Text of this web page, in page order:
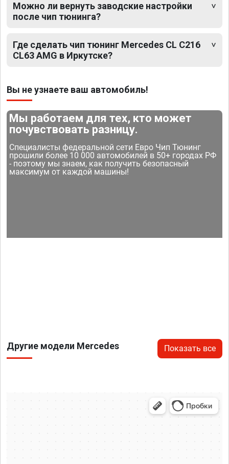
Можно ли вернуть заводские настройки
после чип тюнинга?
Где сделать чип тюнинг Mercedes CL C216
CL63 AMG в Иркутске?
Вы не узнаете ваш автомобиль!
Мы работаем для тех, кто может
почувствовать разницу.
Специалисты федеральной сети Евро Чип Тюнинг
прошили более 10 000 автомобилей в 50+ городах РФ
- поэтому мы знаем, как получить безопасный
максимум от каждой машины!
Другие модели Mercedes Показать все